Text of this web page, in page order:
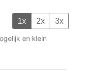
1x 2x 3x
en klein